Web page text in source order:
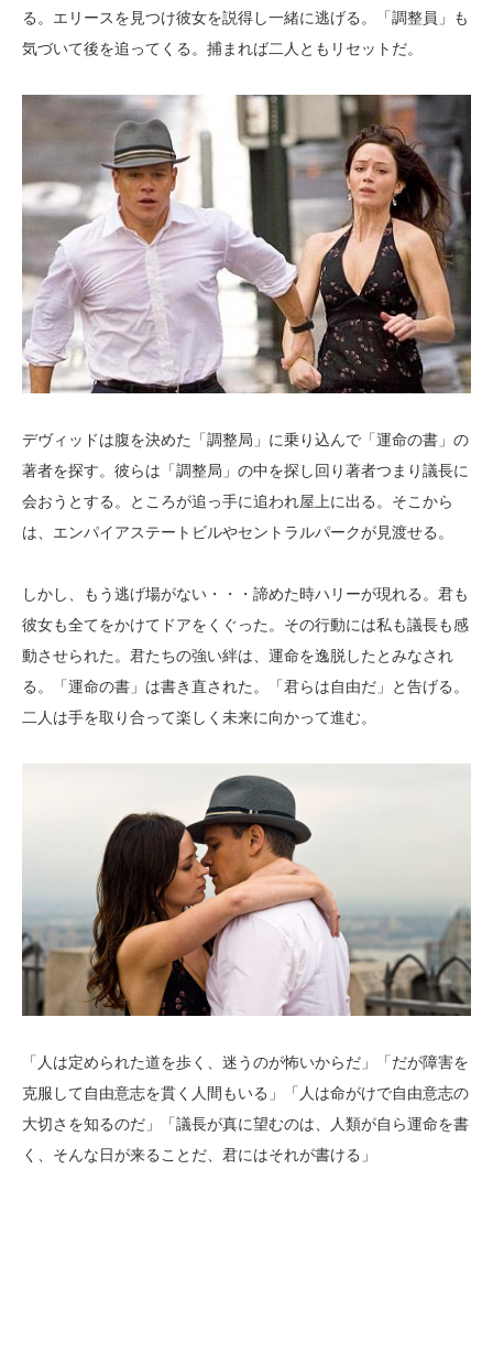
る。エリースを見つけ彼女を説得し一緒に逃げる。「調整員」も
気づいて後を追ってくる。捕まれば二人ともリセットだ。
デヴィッドは腹を決めた「調整局」に乗り込んで「運命の書」の
著者を探す。彼らは「調整局」の中を探し回り著者つまり議長に
会おうとする。ところが追っ手に追われ屋上に出る。そこから
は、エンパイアステートビルやセントラルパークが見渡せる。
しかし、もう逃げ場がない・・・諦めた時ハリーが現れる。君も
彼女も全てをかけてドアをくぐった。その行動には私も議長も感
動させられた。君たちの強い絆は、運命を逸脱したとみなされ
る。「運命の書」は書き直された。「君らは自由だ」と告げる。
二人は手を取り合って楽しく未来に向かって進む。
「人は定められた道を歩く、迷うのが怖いからだ」「だが障害を
克服して自由意志を貫く人間もいる」「人は命がけで自由意志の
大切さを知るのだ」「議長が真に望むのは、人類が自ら運命を書
く、そんな日が来ることだ、君にはそれが書ける」